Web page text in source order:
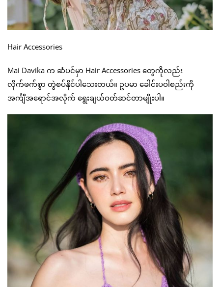
Hair Accessories
Mai Davika က ဆံပင်မှာ Hair Accessories တွေကိုလည်း
လိုက်ဖက်စွာ တွဲစပ်နိုင်ပါသေးတယ်။ ဥပမာ ခေါင်းပဝါစည်းကို
အင်္ကျီအရောင်အလိုက် ရွေးချယ်ဝတ်ဆင်တာမျိုးပါ။